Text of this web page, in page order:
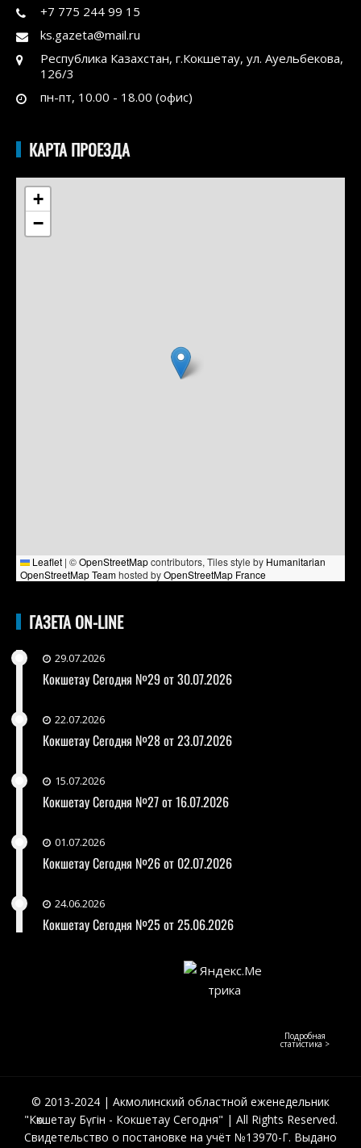
+7 775 244 99 15
ks.gazeta@mail.ru
Республика Казахстан, г.Кокшетау, ул. Ауельбекова,
126/3
пн-пт, 10.00 - 18.00 (офис)
КАРТА ПРОЕЗДА
+
−
Leaflet | ©OpenStreetMapcontributors, Tiles style by Humanitarian
OpenStreetMap Teamhosted byOpenStreetMap France
ГАЗЕТА ON-LINE
29.07.2026
Кокшетау Сегодня №29 от 30.07.2026
22.07.2026
Кокшетау Сегодня №28 от 23.07.2026
15.07.2026
Кокшетау Сегодня №27 от 16.07.2026
01.07.2026
Кокшетау Сегодня №26 от 02.07.2026
24.06.2026
Кокшетау Сегодня №25 от 25.06.2026
Подробная
статистика >
© 2013-2024 | Акмолинский областной еженедельник
"Көкшетау Бүгін - Кокшетау Сегодня" | All Rights Reserved.
Свидетельство о постановке на учёт №13970-Г. Выдано